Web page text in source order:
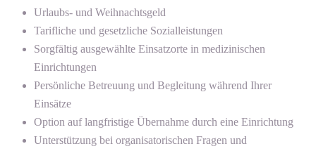
Urlaubs- und Weihnachtsgeld
Tarifliche und gesetzliche Sozialleistungen
Sorgfältig ausgewählte Einsatzorte in medizinischen
Einrichtungen
Persönliche Betreuung und Begleitung während Ihrer
Einsätze
Option auf langfristige Übernahme durch eine Einrichtung
Unterstützung bei organisatorischen Fragen und